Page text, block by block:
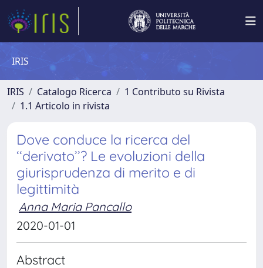
IRIS
IRIS Catalogo Ricerca
1 Contributo su Rivista
1.1 Articolo in rivista
Dove conduce la ricerca del
‘‘derivato’’? Le evoluzioni della
giurisprudenza di merito e di
legittimità
Anna Maria Pancallo
2020-01-01
Abstract